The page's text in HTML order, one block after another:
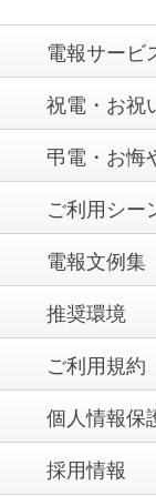
電報サービ
祝電・お祝
弔電・お悔
ご利用シー
電報文例集
推奨環境
ご利用規約
個人情報保
採用情報